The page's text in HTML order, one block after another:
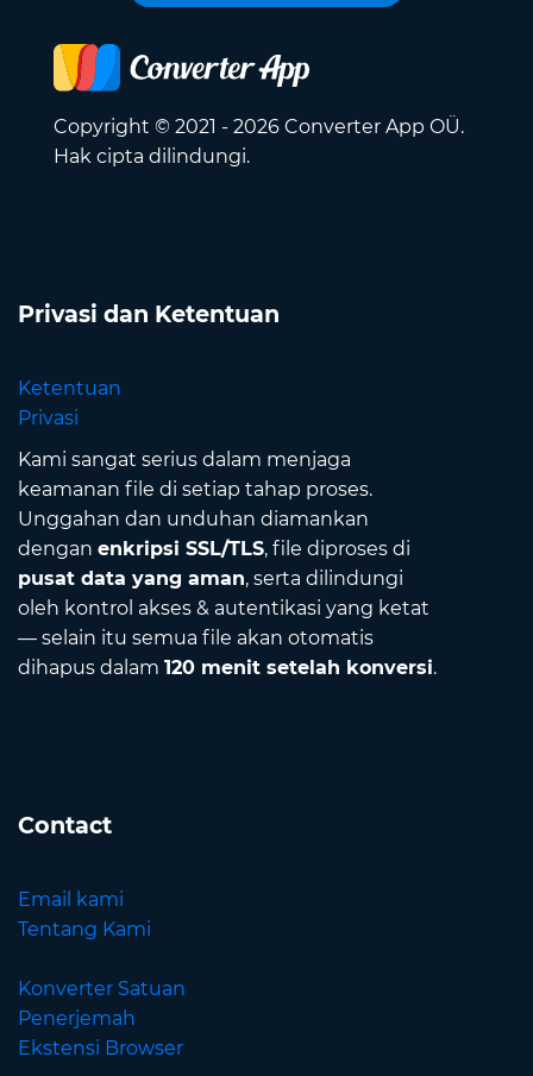
Copyright © 2021 - 2026 Converter App OÜ.
Hak cipta dilindungi.
Privasi dan Ketentuan
Ketentuan
Privasi
Kami sangat serius dalam menjaga
keamanan file di setiap tahap proses.
Unggahan dan unduhan diamankan
dengan enkripsi SSL/TLS, file diproses di
pusat data yang aman, serta dilindungi
oleh kontrol akses & autentikasi yang ketat
— selain itu semua file akan otomatis
dihapus dalam 120 menit setelah konversi.
Contact
Email kami
Tentang Kami
Konverter Satuan
Penerjemah
Ekstensi Browser